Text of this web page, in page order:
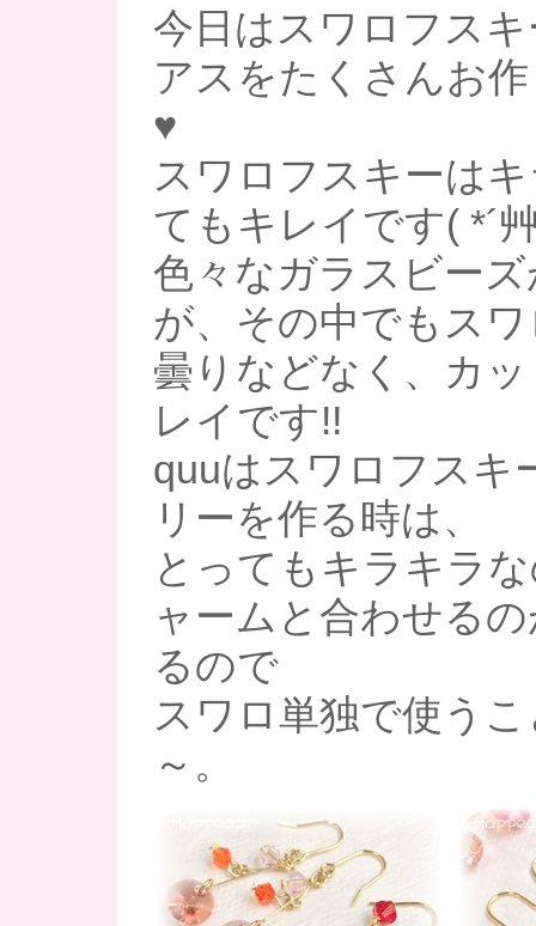
今日はスワロフス
アスをたくさんお
♥
スワロフスキーは
てもキレイです( *´
色々なガラスビー
が、その中でもス
曇りなどなく、カ
レイです!!
quuはスワロフスキ
リーを作る時は、
とってもキラキラ
ャームと合わせる
るので
スワロ単独で使う
～。